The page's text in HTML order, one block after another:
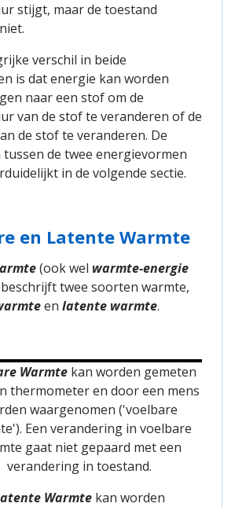
stijgt, maar de toestand
verschil in beide
is dat energie kan worden
naar een stof om de
van de stof te veranderen of de
de stof te veranderen. De
tussen de twee energievormen
in de volgende sectie.
en Latente Warmte
(ook wel warmte-energie
twee soorten warmte,
en latente warmte.
Warmtekan worden gemeten
thermometer en door een mens
waargenomen ('voelbare
Een verandering in voelbare
gaat niet gepaard met een
verandering in toestand.
Warmte kan worden